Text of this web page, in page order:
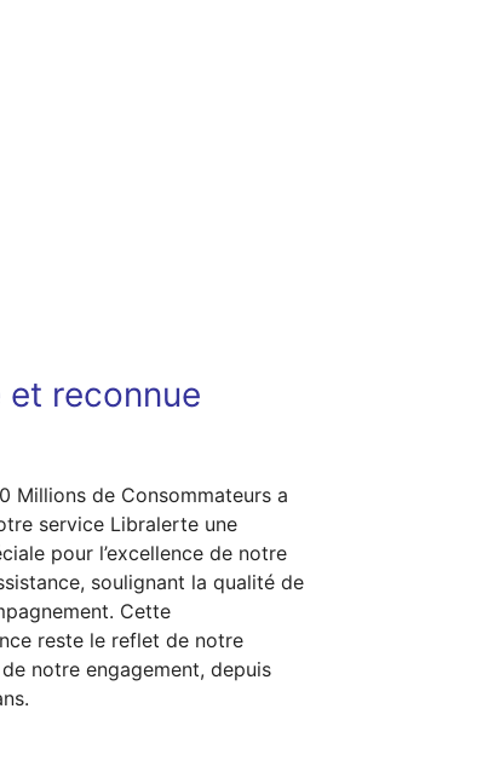
reconnue
Millions de Consommateurs a
service Libralerte une
pour l’excellence de notre
soulignant la qualité de
Cette
reste le reflet de notre
notre engagement, depuis